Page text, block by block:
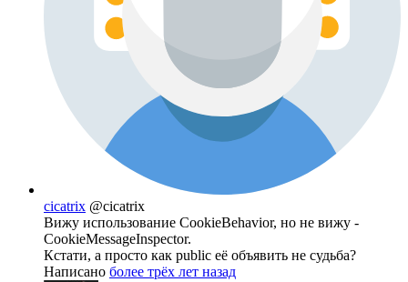
cicatrix @cicatrix
Вижу использование CookieBehavior, но не вижу -
CookieMessageInspector.
Кстати, а просто как public её объявить не судьба?
Написано более трёх лет назад